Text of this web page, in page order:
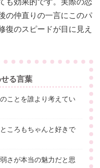
の仲直りの一言にこのパ
復のスピードが目に見え
せる言葉
ことを誰より考えてい
ころもちゃんと好きで
さが本当の魅力だと思